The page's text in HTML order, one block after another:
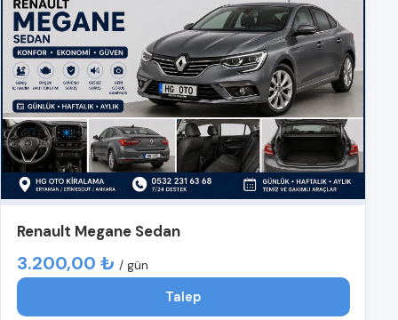
Renault Megane Sedan
3.200,00 ₺ / gün
Talep